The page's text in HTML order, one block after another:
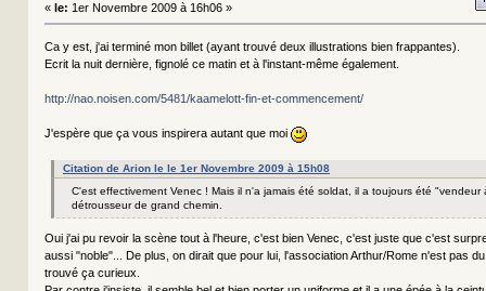
« le: 1er Novembre 2009 à 16h06 »
Ca y est, j'ai terminé mon billet (ayant trouvé deux illustrations bien frappantes).
Ecrit la nuit dernière, fignolé ce matin et à l'instant-même également.
http://nao.noisen.com/5481/kaamelott-fin-et-commencement/
J'espère que ça vous inspirera autant que moi
Citation de Arion le le 1er Novembre 2009 à 15h08
C'est effectivement Venec ! Mais il n'a jamais été soldat, il a toujours été "vendeur
détrousseur de grand chemin.
Oui j'ai pu revoir la scène tout à l'heure, c'est bien Venec, c'est juste que c'est
aussi "noble"... De plus, on dirait que pour lui, l'association Arthur/Rome n'est pas
trouvé ça curieux.